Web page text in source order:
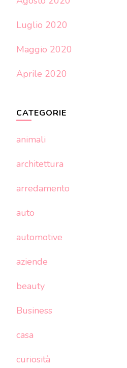
Luglio 2020
Maggio 2020
Aprile 2020
CATEGORIE
animali
architettura
arredamento
auto
automotive
aziende
beauty
Business
casa
curiosità